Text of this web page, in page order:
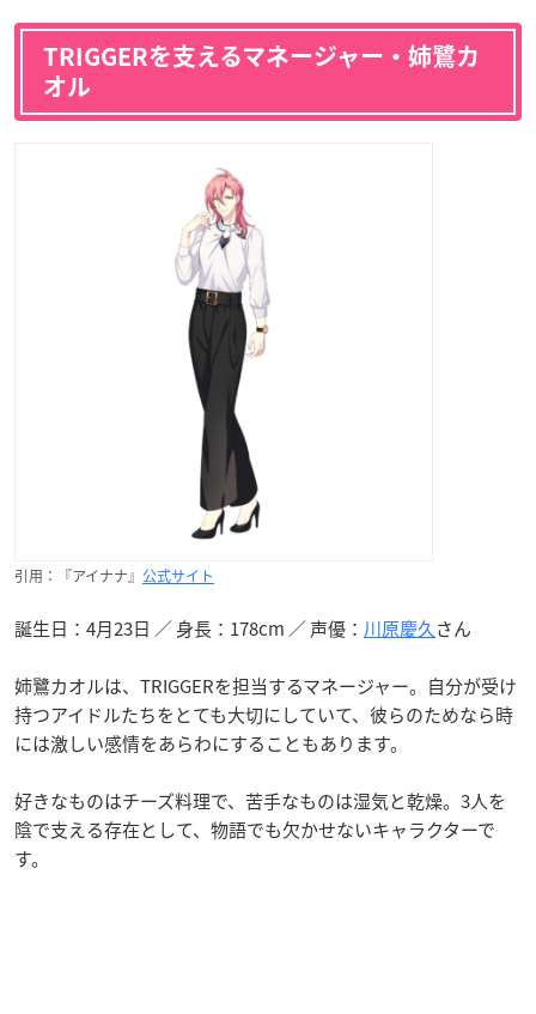
TRIGGERを支えるマネージャー・姉鷺カ
オル
引用：『アイナナ』 公式サイト
誕生日：4月23日 ／ 身長：178cm ／ 声優： 川原慶久さん
姉鷺カオルは、TRIGGERを担当するマネージャー。自分が受け
持つアイドルたちをとても大切にしていて、彼らのためなら時
には激しい感情をあらわにすることもあります。
好きなものはチーズ料理で、苦手なものは湿気と乾燥。3人を
陰で支える存在として、物語でも欠かせないキャラクターで
す。